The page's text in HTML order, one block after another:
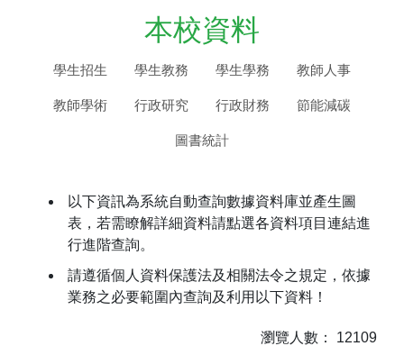
本校資料
學生招生 學生教務 學生學務 教師人事
教師學術 行政研究 行政財務 節能減碳
圖書統計
以下資訊為系統自動查詢數據資料庫並產生圖
表，若需瞭解詳細資料請點選各資料項目連結進
行進階查詢。
請遵循個人資料保護法及相關法令之規定，依據
業務之必要範圍內查詢及利用以下資料！
瀏覽人數： 12109